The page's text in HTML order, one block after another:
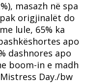
masazh në spa
pak origjinalët do
lule, 65% ka
apo
dashnores apo
boom-in e madh
Day./bw